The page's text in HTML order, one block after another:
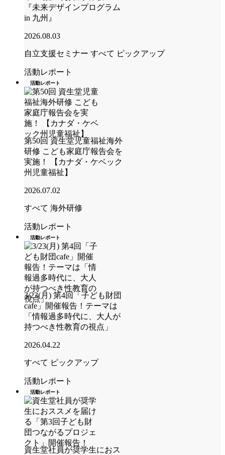
『未来デザインプログラム
in 九州』
2026.08.03
自立支援セミナー すべて ピックアップ
活動レポート
活動レポート
第50回 資生堂児童福祉海外
研修 こども家庭庁報告会を
実施！ 【カナダ・ケベック
州児童福祉】
2026.07.02
すべて 海外研修
活動レポート
活動レポート
3/23(月) 第4回「子ども財団
cafe」開催報告！テーマは
「情報過多時代に、大人が
持つべき性教育の視点」
2026.04.22
すべて ピックアップ
活動レポート
活動レポート
資生堂社員が奨学生におス